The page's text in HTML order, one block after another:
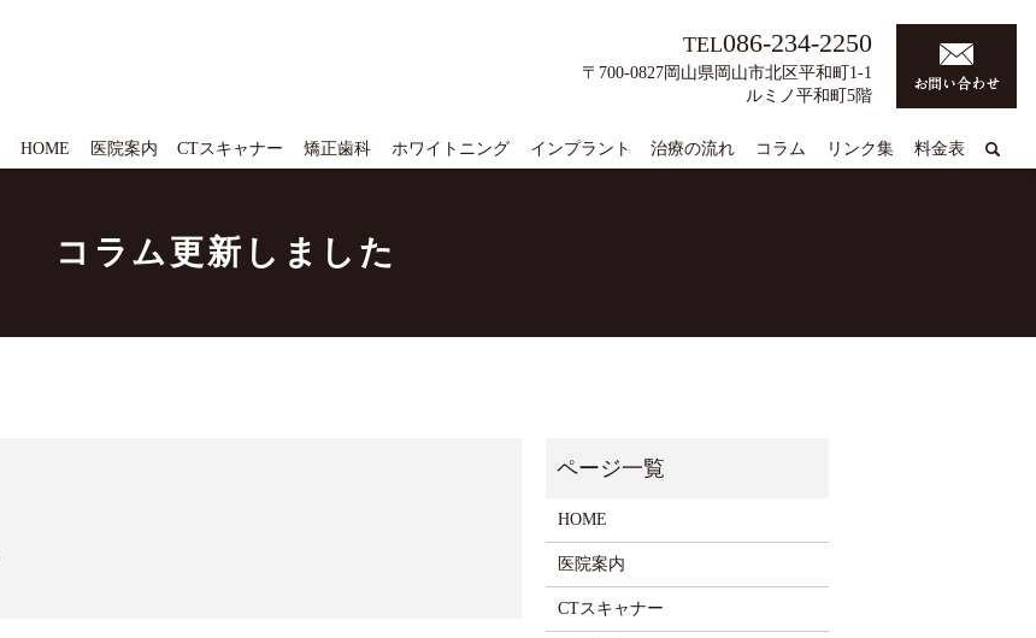
HOME 医院案内 CTスキャナー 矯正歯科 ホワイトニング インプラント 治療の流れ コラム リンク集 料金表
TEL086-234-2250
〒700-0827岡山県岡山市北区平和町1-1
ルミノ平和町5階
コラム更新しました
HOME
医院案内
CTスキャナー